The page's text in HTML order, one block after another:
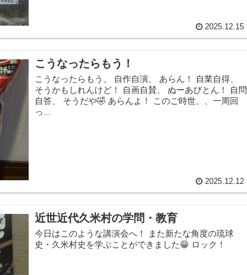
2025.12.15
こうなったらもう！
こうなったらもう、 自作自演、 あらん！ 自業自得、
そうかもしれんけど！ 自画自賛、 ぬーあびとん！ 自問
自答、 そうだや🤣 あらんよ！ このご時世、、一周回
っ...
2025.12.12
近世近代久米村の学問・教育
今日はこのような講演会へ！ また新たな角度の琉球
史・久米村史を学ぶことができました😁 ロック！